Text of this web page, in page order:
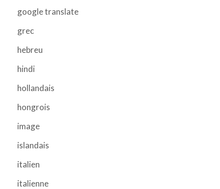
google translate
grec
hebreu
hindi
hollandais
hongrois
image
islandais
italien
italienne